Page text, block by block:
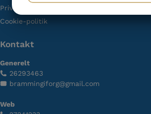
Privatlivspolitik
Cookie-politik
Kontakt
Generelt
26293463
brammingiforg@gmail.com
Web